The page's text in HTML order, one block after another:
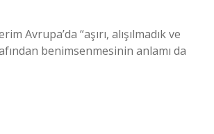
Avrupa’da “aşırı, alışılmadık ve
benimsenmesinin anlamı da